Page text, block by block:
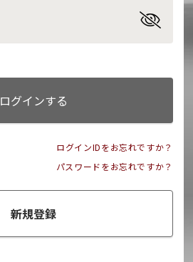
ログインする
ログインIDをお忘れですか？
パスワードをお忘れですか？
新規登録